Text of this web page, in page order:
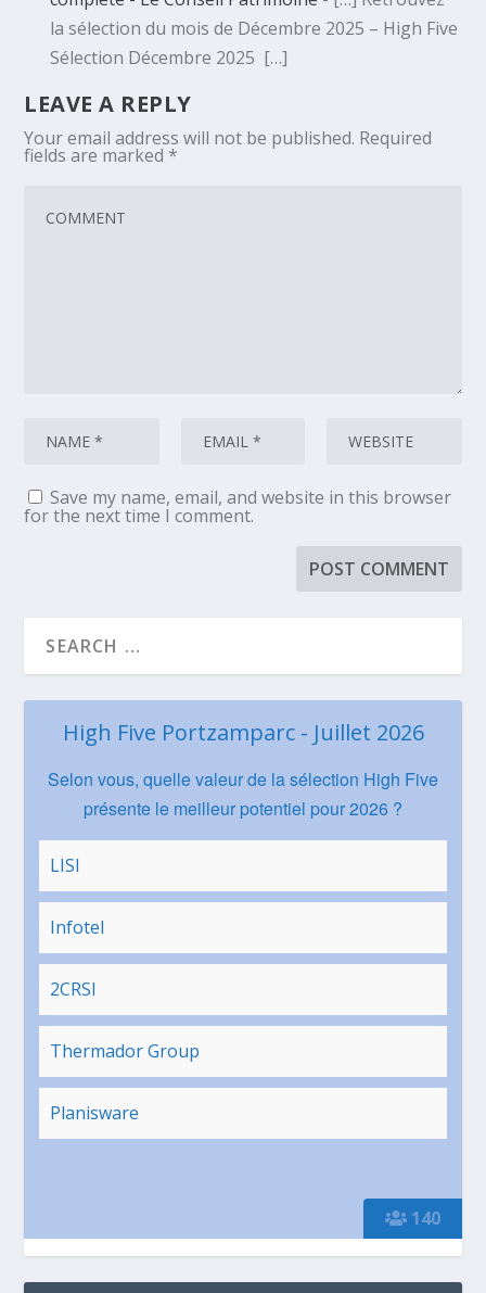
la sélection du mois de Décembre 2025 – High Five
Sélection Décembre 2025 […]
LEAVE A REPLY
Your email address will not be published. Required
fields are marked *
Save my name, email, and website in this browser
for the next time I comment.
140
High Five Portzamparc - Juillet 2026
Selon vous, quelle valeur de la sélection High Five
présente le meilleur potentiel pour 2026 ?
LISI
Infotel
2CRSI
Thermador Group
Planisware